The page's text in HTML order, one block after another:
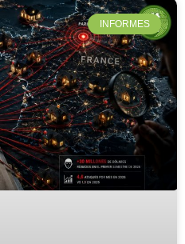
INFORMES